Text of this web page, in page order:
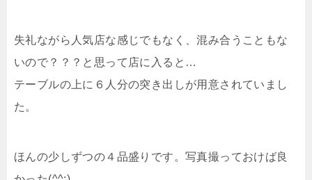
失礼ながら人気店な感じでもなく、混み合うこともな
いので？？？と思って店に入ると…
テーブルの上に６人分の突き出しが用意されていまし
た。
ほんの少しずつの４品盛りです。写真撮っておけば良